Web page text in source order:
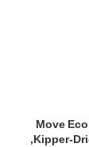
Move